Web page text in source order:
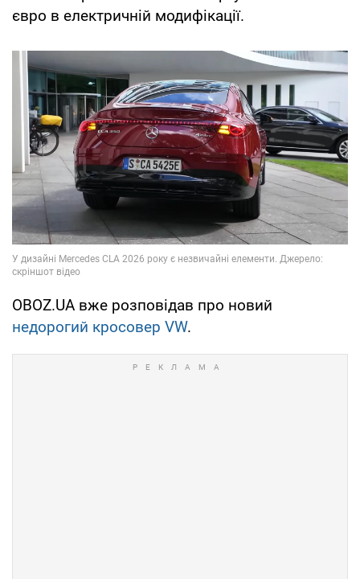
євро в електричній модифікації.
OBOZ.UA вже розповідав про новий
недорогий кросовер VW.